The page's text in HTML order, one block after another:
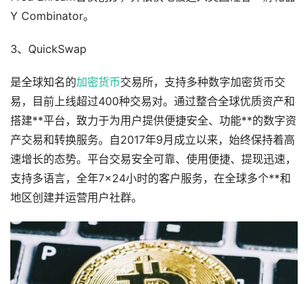
Y Combinator。
3、QuickSwap
是全球知名的加密货币交易所，支持多种数字加密货币交
易，目前上线超过400种交易对。通过整合全球优质资产和
搭建**平台，致力于为用户提供便捷安全、功能**的数字资
产交易和转换服务。自2017年9月成立以来，始终保持着高
速增长的态势。平台交易安全可靠、使用便捷、提现迅速，
支持多语言，全年7×24小时的客户服务，在全球多个**和
地区创建并运营用户社群。